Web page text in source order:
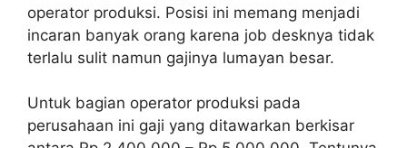
operator produksi. Posisi ini memang menjadi
incaran banyak orang karena job desknya tidak
terlalu sulit namun gajinya lumayan besar.
Untuk bagian operator produksi pada
perusahaan ini gaji yang ditawarkan berkisar